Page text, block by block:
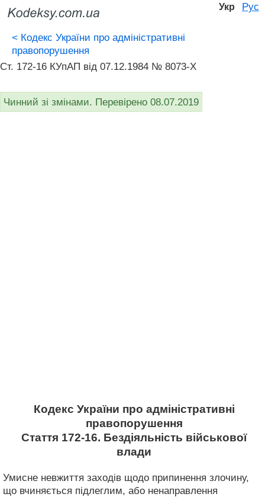
Укр Рус
< Кодекс України про адміністративні
правопорушення
Ст. 172-16 КУпАП вiд 07.12.1984 № 8073-X
Чинний зі змінами. Перевірено 08.07.2019
Кодекс України про адміністративні
правопорушення
Стаття 172-16. Бездіяльність військової
влади
Умисне невжиття заходів щодо припинення злочину,
що вчиняється підлеглим, або ненаправлення